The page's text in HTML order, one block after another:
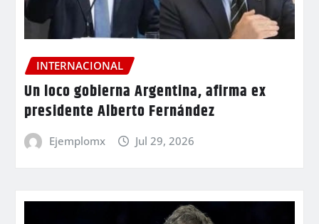
INTERNACIONAL
Un loco gobierna Argentina, afirma ex
presidente Alberto Fernández
Ejemplomx Jul 29, 2026